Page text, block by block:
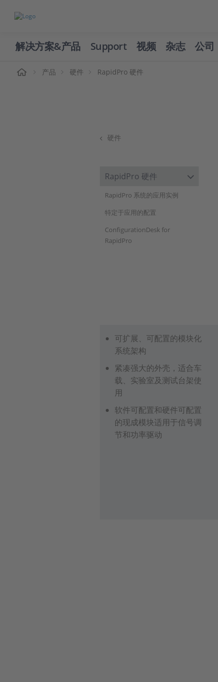
解决方案&产品 Support 视频 杂志 公司
产品 硬件 RapidPro 硬件
硬件
RapidPro 硬件
RapidPro 系统的应用实例
特定于应用的配置
ConfigurationDesk for
RapidPro
可扩展、可配置的模块化
系统架构
紧凑强大的外壳，适合车
载、实验室及测试台架使
用
软件可配置和硬件可配置
的现成模块适用于信号调
节和功率驱动